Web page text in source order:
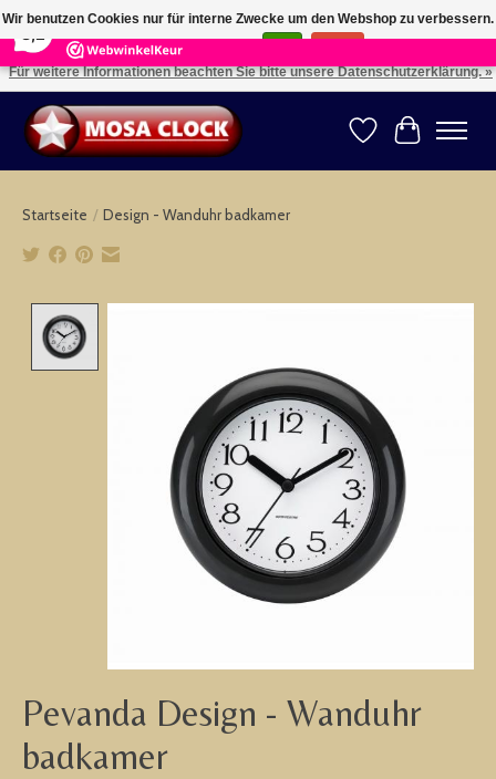
164 Reviews ×
Kies uw taal: NL -- Wählen Sie ihre Sprache: DE -- Choose your language: EN ⇓ ⇒
Wunschzettel
Ihr
Startseite / Design - Wanduhr badkamer
Pevanda Design - Wanduhr
badkamer
Wir benutzen Cookies nur für interne Zwecke um den Webshop zu verbessern.
Ist das in Ordnung?
Für weitere Informationen beachten Sie bitte unsere Datenschutzerklärung. »